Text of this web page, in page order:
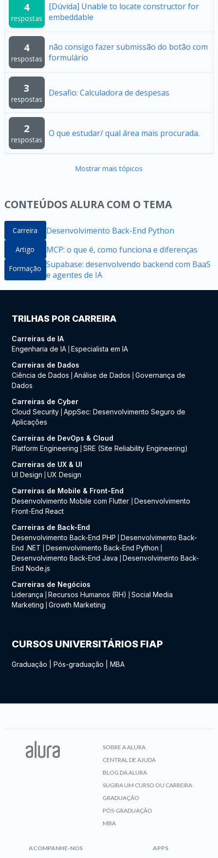
4
respostas
[Dúvida] Unable to locate constructor for
embeddable
4
respostas
não consigo fazer submissão do botão com
formulário
3
respostas
Desafio: Calculadora de despesas
2
respostas
O que estudar/ qual área mais procurada.
Mostrar mais tópicos
CONTEÚDOS ALURA COM O TEMA
Carreira Desenvolvimento Back-End Python
Artigo MCP: o que é, como funciona e diferenças
Formação Supabase: desenvolvendo backend com BaaS
e agentes de IA
TRILHAS POR CARREIRA
Carreiras de IA
Engenharia de IA Especialista em IA
Carreiras de Dados
Ciência de Dados
Análise de Dados
Governança de
Dados
Carreiras de Cyber
Cloud Security AppSec: Desenvolvimento Seguro de
Aplicações
Carreiras de DevOps & Cloud
Platform Engineering
SRE (Site Reliability Engineering)
Carreiras de UX & UI
UI Design
UX Design
Carreiras de Mobile & Front-End
Desenvolvimento Mobile com Flutter
Desenvolvimento
Front-End React
Carreiras de Back-End
Desenvolvimento Back-End PHP
Desenvolvimento Back-
End .NET
Desenvolvimento Back-End Python
Desenvolvimento Back-End Java
Desenvolvimento Back-
End Node.js
Carreiras de Negócios
Liderança
Recursos Humanos (RH)
Social Media
Marketing
Growth Marketing
CURSOS UNIVERSITÁRIOS FIAP
Graduação Pós-graduação MBA
SOBRE A ALURA
CENTRAL DE AJUDA
BLOG DA ALURA
SUGIRA UM CURSO OU CARREIRA
GRADUAÇÃO
PÓS-GRADUAÇÃO
MBA
ACOMPANHE-NOS APPS